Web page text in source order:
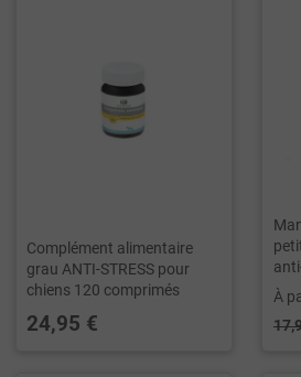
Complément alimentaire
grau ANTI-STRESS pour
chiens 120 comprimés
24,95 €
À